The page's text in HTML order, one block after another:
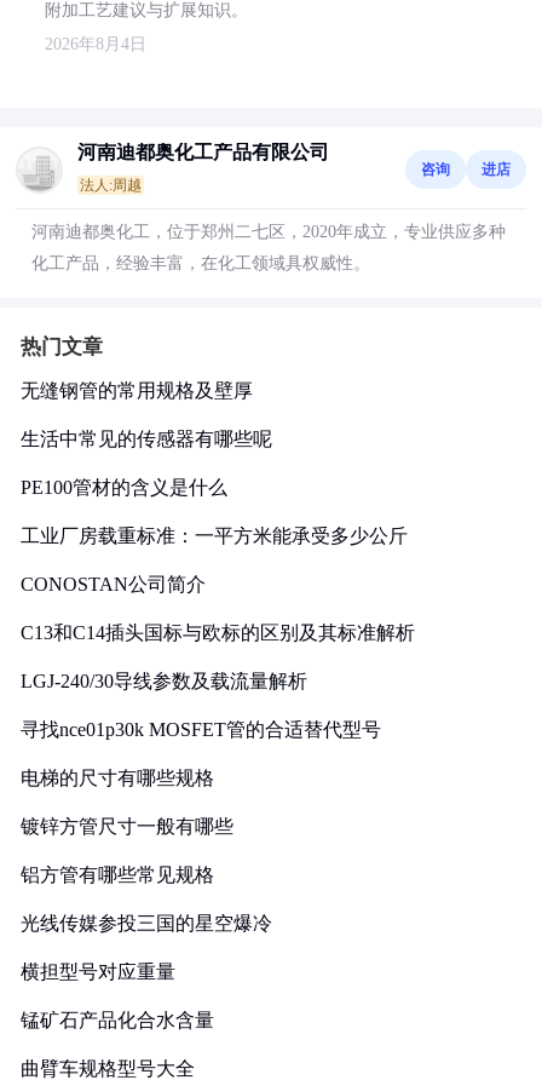
附加工艺建议与扩展知识。
2026年8月4日
河南迪都奥化工产品有限公司
法人:周越
咨询 进店
河南迪都奥化工，位于郑州二七区，2020年成立，专业供应多种
化工产品，经验丰富，在化工领域具权威性。
热门文章
无缝钢管的常用规格及壁厚
生活中常见的传感器有哪些呢
PE100管材的含义是什么
工业厂房载重标准：一平方米能承受多少公斤
CONOSTAN公司简介
C13和C14插头国标与欧标的区别及其标准解析
LGJ-240/30导线参数及载流量解析
寻找nce01p30k MOSFET管的合适替代型号
电梯的尺寸有哪些规格
镀锌方管尺寸一般有哪些
铝方管有哪些常见规格
光线传媒参投三国的星空爆冷
横担型号对应重量
锰矿石产品化合水含量
曲臂车规格型号大全